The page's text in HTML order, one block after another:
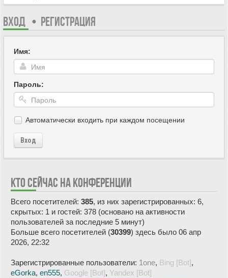
ВХОД • РЕГИСТРАЦИЯ
Имя:
Пароль:
Автоматически входить при каждом посещении
Вход
КТО СЕЙЧАС НА КОНФЕРЕНЦИИ
Всего посетителей: 385, из них зарегистрированных: 6,
скрытых: 1 и гостей: 378 (основано на активности
пользователей за последние 5 минут)
Больше всего посетителей (30399) здесь было 06 апр
2026, 22:32
Зарегистрированные пользователи: 1one, Bing [Bot],
eGorka, en555, Google [Bot], Yandex [Bot]